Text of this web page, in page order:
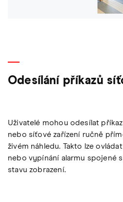
Odesílání příkazů
Uživatelé mohou odesílat
nebo síťové zařízení ručně
živém náhledu. Takto lze
nebo vypínání alarmu spojené
stavu zobrazení.